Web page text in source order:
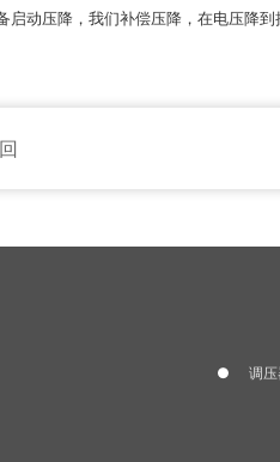
动压降，我们补偿压降，在电压降
调